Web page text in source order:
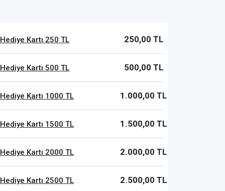
Kartı 250 TL 250,00 TL
Kartı 500 TL 500,00 TL
Kartı 1000 TL 1.000,00 TL
Kartı 1500 TL 1.500,00 TL
Kartı 2000 TL 2.000,00 TL
Kartı 2500 TL 2.500,00 TL